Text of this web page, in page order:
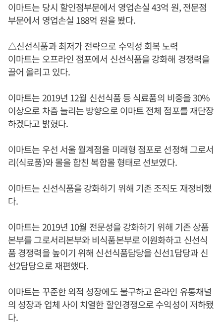
이마트는 당시 할인점부문에서 영업손실 43억 원, 전문점
부문에서 영업손실 188억 원을 봤다.
△신선식품과 최저가 전략으로 수익성 회복 노력
이마트는 오프라인 점포에서 신선식품을 강화해 경쟁력을
끌어 올리고 있다.
이마트는 2019년 12월 신선식품 등 식료품의 비중을 30%
이상으로 차츰 늘리는 방향으로 이마트 전체 점포를 재단장
하겠다고 밝혔다.
이마트는 우선 서울 월계점을 미래형 점포로 선정해 그로서
리(식료품)와 몰을 합친 복합몰 형태로 선보였다.
이마트는 신선식품을 강화하기 위해 기존 조직도 재정비했
다.
이마트는 2019년 10월 전문성을 강화하기 위해 기존 상품
본부를 그로서리본부와 비식품본부로 이원화하고 신선식
품 경쟁력을 높이기 위해 신선식품담당을 신선1담당과 신
선2담당으로 재편했다.
이마트는 꾸준한 외적 성장에도 불구하고 온라인 유통채널
의 성장과 업체 사이 치열한 할인경쟁으로 수익성이 저하됐
다.